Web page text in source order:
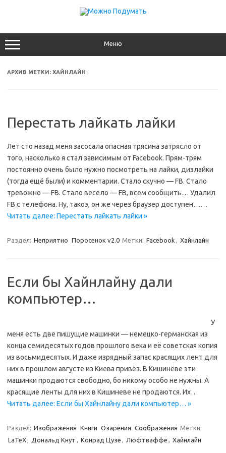
Меню
АРХИВ МЕТКИ: ХАЙНЛАЙН
Перестать лайкать лайки
Лет сто назад меня засосала опасная трясина затрясло от
того, насколько я стал зависимым от Facebook. Прям-трям
постоянно очень было нужно посмотреть на лайки, дизлайки
(тогда ещё были) и комментарии. Стало скучно — FB. Стало
тревожно — FB. Стало весело — FB, всем сообщить… Удалил
FB с телефона. Ну, такоэ, он же через браузер доступен……
Читать далее: Перестать лайкать лайки »
Раздел: Неприятно Поросенок v2.0 Метки: Facebook , Хайнлайн
Если бы Хайнлайну дали
компьютер…
У
меня есть две пишущие машинки — немецко-германская из
конца семидесятых годов прошлого века и её советская копия
из восьмидесятых. И даже изрядный запас красящих лент для
них в прошлом августе из Киева привёз. В Кишинёве эти
машинки продаются свободно, бо никому особо не нужны. А
красящие ленты для них в Кишиневе не продаются. Их…
Читать далее: Если бы Хайнлайну дали компьютер… »
Раздел: Изображения Книги Озарения Соображения Метки:
LaTeX, Дональд Кнут , Конрад Цузе , Люфтваффе , Хайнлайн